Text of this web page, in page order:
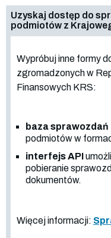
Uzyskaj dostęp do
podmiotów z
Wypróbuj inne formy
zgromadzonych w
Finansowych KRS:
baza
podmiotów w
interfejs API
pobieranie
dokumentów.
Więcej informacji: